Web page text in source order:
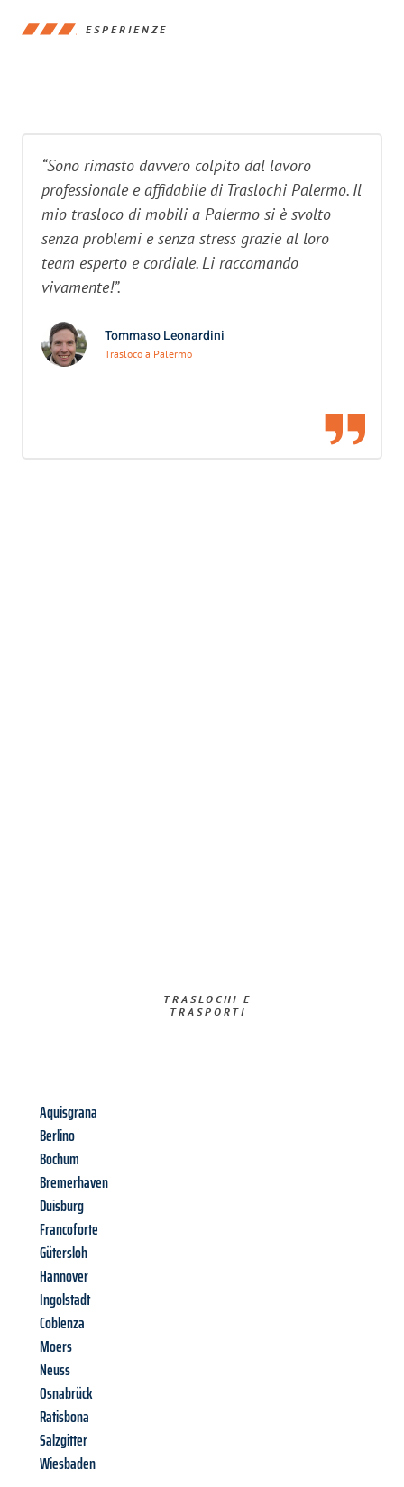
ESPERIENZE
“Sono rimasto davvero colpito dal lavoro
professionale e affidabile di Traslochi Palermo. Il
mio trasloco di mobili a Palermo si è svolto
senza problemi e senza stress grazie al loro
team esperto e cordiale. Li raccomando
vivamente!”.
Tommaso Leonardini
Trasloco a Palermo
TRASLOCHI E
TRASPORTI​
Aquisgrana
Berlino
Bochum
Bremerhaven
Duisburg
Francoforte
Gütersloh
Hannover
Ingolstadt
Coblenza
Moers
Neuss
Osnabrück
Ratisbona
Salzgitter
Wiesbaden